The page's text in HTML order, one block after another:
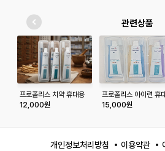
관련상품
프로폴리스 치약 휴대용
여행용 칫솔세트_3개(칫
12,000원
프로폴리스 아이련 휴
용 칫솔 치약세트 (칫솔
15,000원
개인정보처리방침 이용약관